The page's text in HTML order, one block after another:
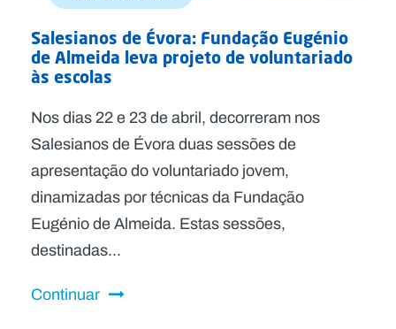
Salesianos de Évora: Fundação Eugénio
de Almeida leva projeto de voluntariado
às escolas
Nos dias 22 e 23 de abril, decorreram nos
Salesianos de Évora duas sessões de
apresentação do voluntariado jovem,
dinamizadas por técnicas da Fundação
Eugénio de Almeida. Estas sessões,
destinadas...
Continuar